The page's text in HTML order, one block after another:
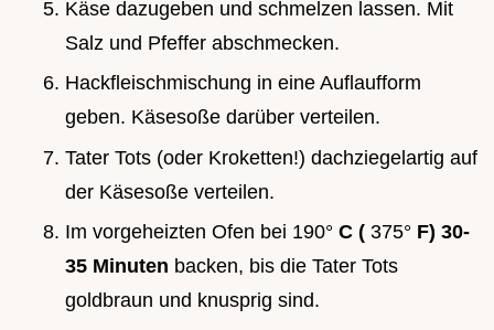
Käse dazugeben und schmelzen lassen. Mit
Salz und Pfeffer abschmecken.
Hackfleischmischung in eine Auflaufform
geben. Käsesoße darüber verteilen.
Tater Tots (oder Kroketten!) dachziegelartig auf
der Käsesoße verteilen.
Im vorgeheizten Ofen bei 190° C ( 375° F) 30-
35 Minuten backen, bis die Tater Tots
goldbraun und knusprig sind.